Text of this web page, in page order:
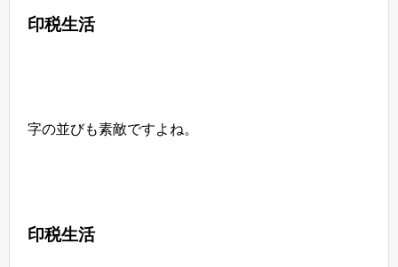
印税生活
字の並びも素敵ですよね。
印税生活